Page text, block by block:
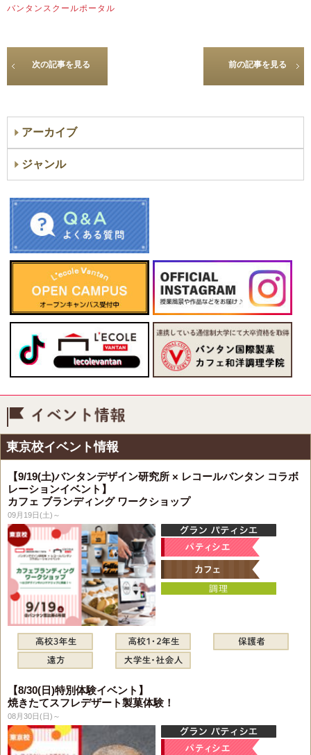
バンタンスクールポータル
次の記事を見る 前の記事を見る
アーカイブ
ジャンル
東京校イベント情報
【9/19(土)バンタンデザイン研究所 × レコールバンタン コラボ
レーションイベント】
カフェ ブランディング ワークショップ
09月19日(土)～
【8/30(日)特別体験イベント】
焼きたてスフレデザート製菓体験！
08月30日(日)～